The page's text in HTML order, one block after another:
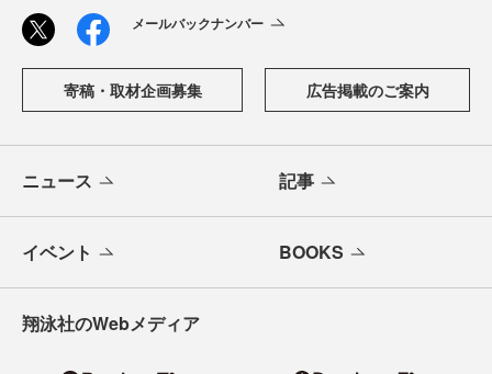
メールバックナンバー
寄稿・取材企画募集 広告掲載のご案内
ニュース 記事
イベント BOOKS
翔泳社のWebメディア